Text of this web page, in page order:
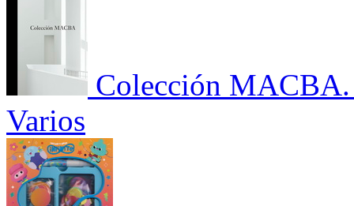
Colección MACBA.
Varios